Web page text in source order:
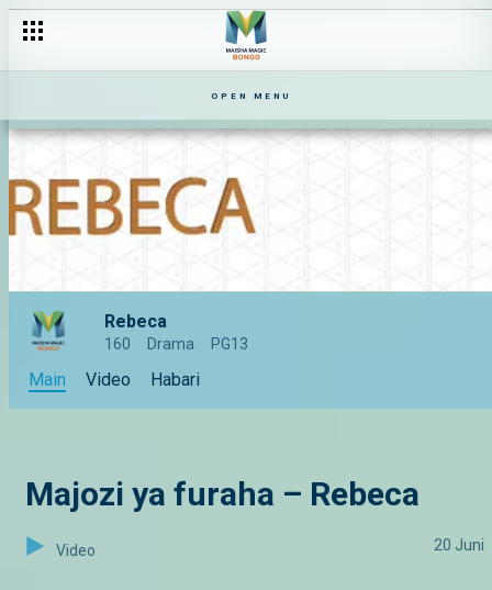
OPEN MENU
Rebeca
160 Drama PG13
Main Video Habari
Majozi ya furaha – Rebeca
Video 20 Juni